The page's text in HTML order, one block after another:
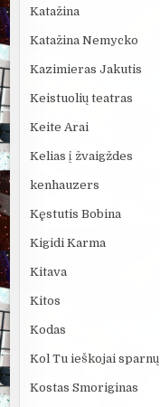
Katažina
Katažina Nemycko
Kazimieras Jakutis
Keistuolių teatras
Keite Arai
Kelias į žvaigždes
kenhauzers
Kęstutis Bobina
Kigidi Karma
Kitava
Kitos
Kodas
Kol Tu ieškojai sparnų
Kostas Smoriginas